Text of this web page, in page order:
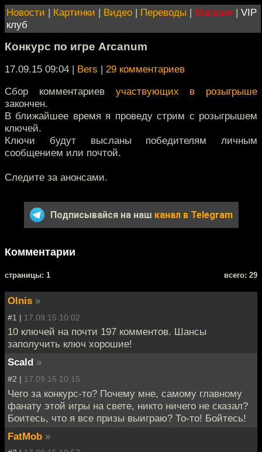
Новости | Картинки | Видео | Переводы | Магазин | VIP
клуб
Конкурс по игре Arcanum
17.09.15 09:04 | Bers | 29 комментариев
Сбор комментариев участвующих в розыгрыше
закончен.
В ближайшее время я проведу стрим с розыгрышем
ключей.
Ключи будут высланы победителям личным
сообщением или почтой.
Следите за анонсами.
Подписывайся на наш канал в Telegram
Комментарии
cтраницы: 1 всего: 29
Olnis »
#1 | 17.09.15 10:02
10 ключей на почти 197 комментов. Шансы
заполучить ключ хорошие!
Scald »
#2 | 17.09.15 10:15
Чего за конкурс-то? Почему мне, самому главному
фанату этой игры на свете, никто ничего не сказал?
Боитесь, что я все призы выиграю? То-то! Бойтесь!
FatMob »